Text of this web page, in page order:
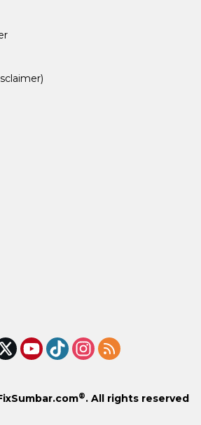
®. All rights reserved